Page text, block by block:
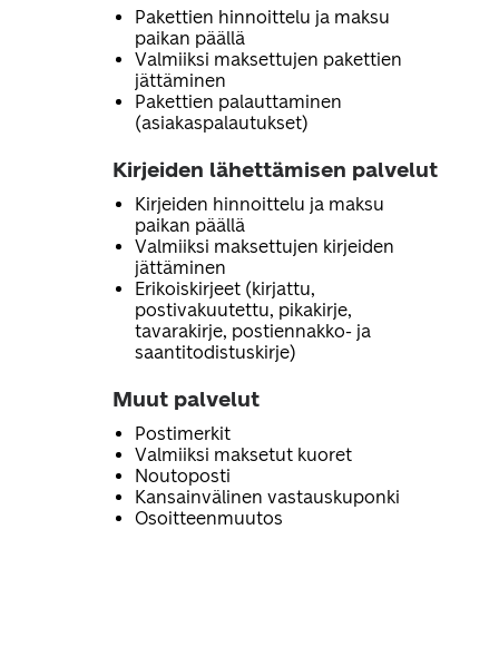
Pakettien hinnoittelu ja maksu
paikan päällä
Valmiiksi maksettujen pakettien
jättäminen
Pakettien palauttaminen
(asiakaspalautukset)
Kirjeiden lähettämisen palvelut
Kirjeiden hinnoittelu ja maksu
paikan päällä
Valmiiksi maksettujen kirjeiden
jättäminen
Erikoiskirjeet (kirjattu,
postivakuutettu, pikakirje,
tavarakirje, postiennakko- ja
saantitodistuskirje)
Muut palvelut
Postimerkit
Valmiiksi maksetut kuoret
Noutoposti
Kansainvälinen vastauskuponki
Osoitteenmuutos